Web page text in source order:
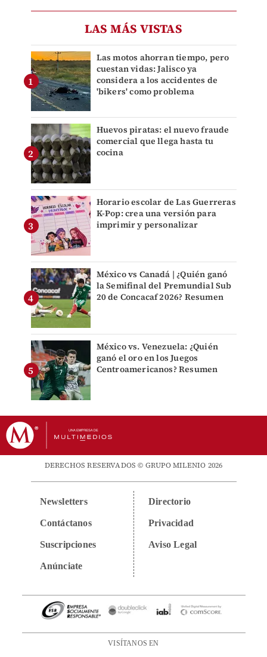
LAS MÁS VISTAS
Las motos ahorran tiempo, pero
cuestan vidas: Jalisco ya
considera a los accidentes de
'bikers' como problema
Huevos piratas: el nuevo fraude
comercial que llega hasta tu
cocina
Horario escolar de Las Guerreras
K-Pop: crea una versión para
imprimir y personalizar
México vs Canadá | ¿Quién ganó
la Semifinal del Premundial Sub
20 de Concacaf 2026? Resumen
México vs. Venezuela: ¿Quién
ganó el oro en los Juegos
Centroamericanos? Resumen
DERECHOS RESERVADOS © GRUPO MILENIO 2026
Newsletters
Contáctanos
Suscripciones
Anúnciate
Directorio
Privacidad
Aviso Legal
VISÍTANOS EN